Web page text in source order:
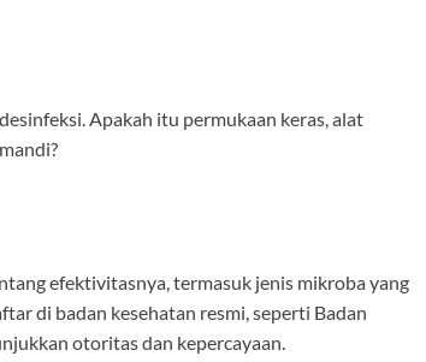
Apakah itu permukaan keras, alat
efektivitasnya, termasuk jenis mikroba yang
di badan kesehatan resmi, seperti Badan
otoritas dan kepercayaan.